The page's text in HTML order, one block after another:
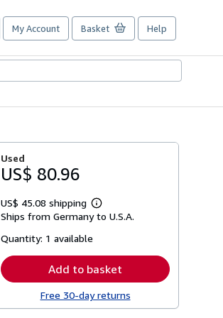
My Account Basket Help
Used
US$ 80.96
US$ 45.08 shipping
Learn
more
Ships from Germany to U.S.A.
Quantity: 1 available
Add to basket
Free 30-day returns